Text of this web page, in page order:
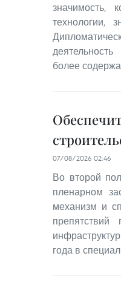
значимость,
технологии,
более
07/08/2026 02:46
Во второй
пленарном
механизм и
препятствий
года в